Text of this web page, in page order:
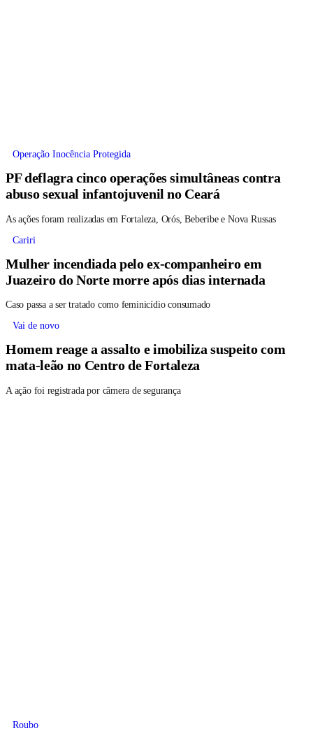
Operação Inocência Protegida
PF deflagra cinco operações simultâneas contra
abuso sexual infantojuvenil no Ceará
As ações foram realizadas em Fortaleza, Orós, Beberibe e Nova Russas
Cariri
Mulher incendiada pelo ex-companheiro em
Juazeiro do Norte morre após dias internada
Caso passa a ser tratado como feminicídio consumado
Vai de novo
Homem reage a assalto e imobiliza suspeito com
mata-leão no Centro de Fortaleza
A ação foi registrada por câmera de segurança
Roubo